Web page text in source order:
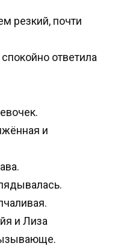
резкий, почти
ответила
и
и Лиза